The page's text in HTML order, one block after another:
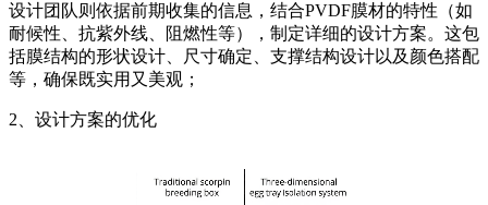
设计团队则依据前期收集的信息，结合PVDF膜材的特性（如
耐候性、抗紫外线、阻燃性等），制定详细的设计方案。这包
括膜结构的形状设计、尺寸确定、支撑结构设计以及颜色搭配
等，确保既实用又美观；
2、设计方案的优化